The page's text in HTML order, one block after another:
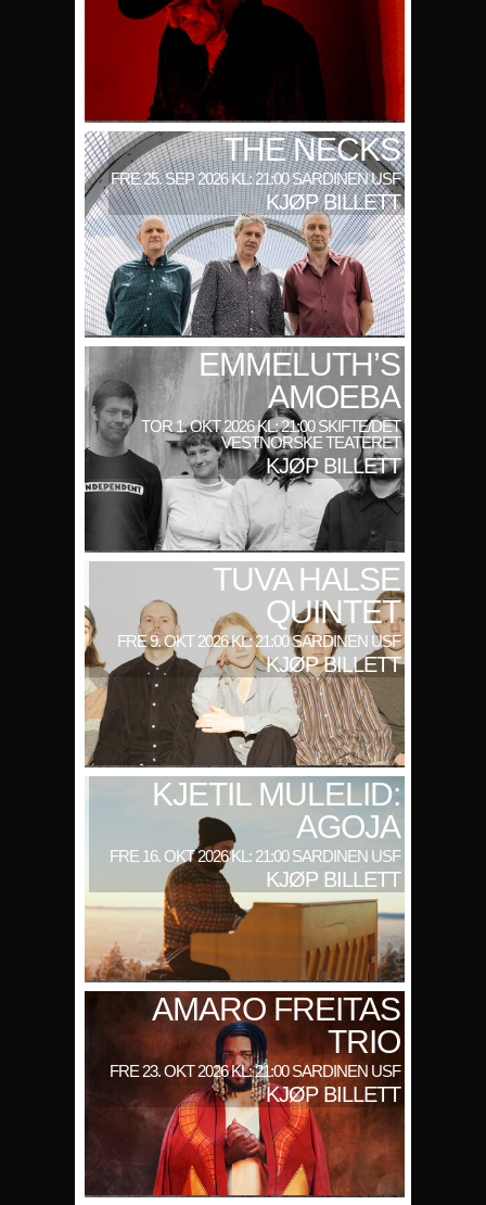
THE NECKS
FRE 25. SEP 2026 KL: 21:00 SARDINEN USF
KJØP BILLETT
EMMELUTH’S
AMOEBA
TOR 1. OKT 2026 KL: 21:00 SKIFTE/DET
VESTNORSKE TEATERET
KJØP BILLETT
TUVA HALSE
QUINTET
FRE 9. OKT 2026 KL: 21:00 SARDINEN USF
KJØP BILLETT
KJETIL MULELID:
AGOJA
FRE 16. OKT 2026 KL: 21:00 SARDINEN USF
KJØP BILLETT
AMARO FREITAS
TRIO
FRE 23. OKT 2026 KL: 21:00 SARDINEN USF
KJØP BILLETT